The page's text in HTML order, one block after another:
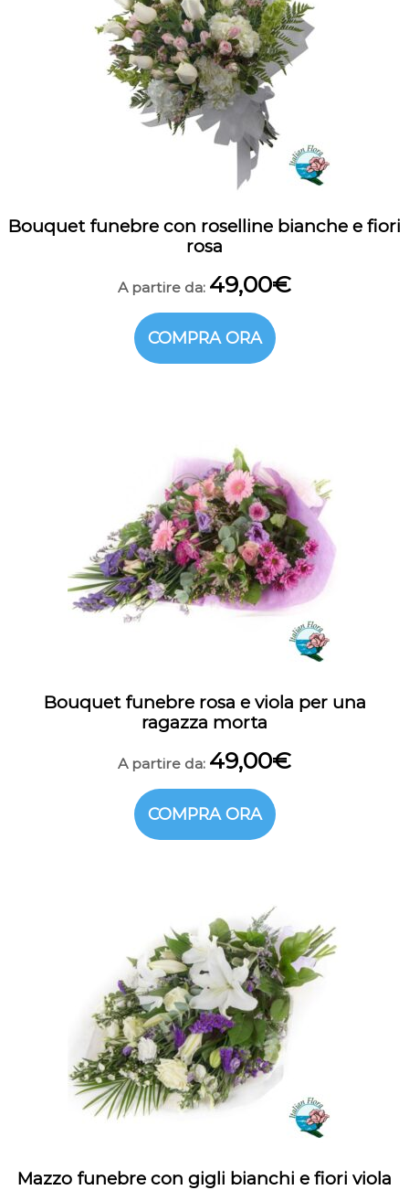
Bouquet funebre con roselline bianche e fiori
rosa
A partire da: 49,00€
COMPRA ORA
Bouquet funebre rosa e viola per una
ragazza morta
A partire da: 49,00€
COMPRA ORA
Mazzo funebre con gigli bianchi e fiori viola